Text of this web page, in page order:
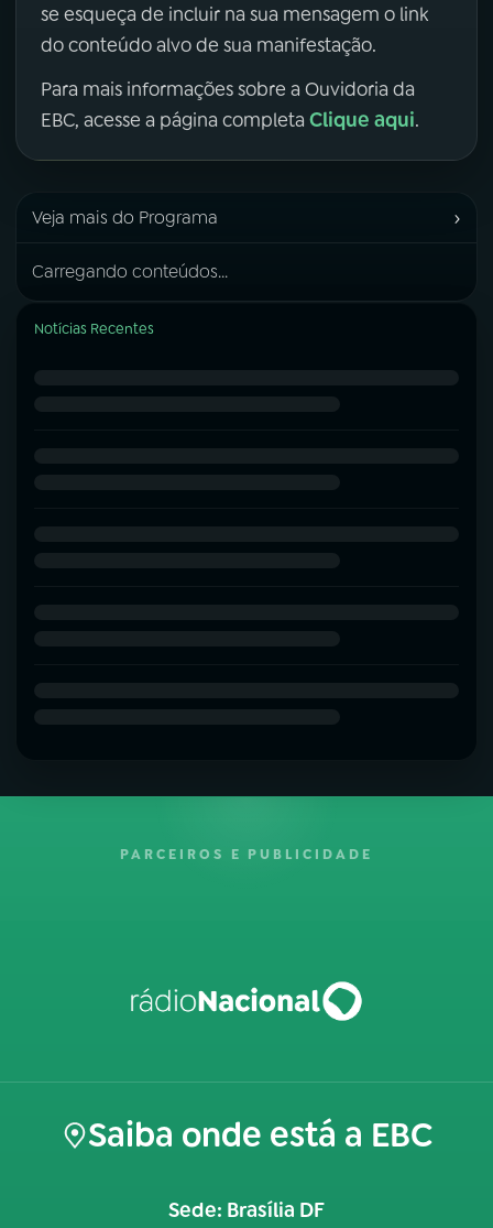
se esqueça de incluir na sua mensagem o link
do conteúdo alvo de sua manifestação.
Para mais informações sobre a Ouvidoria da
EBC, acesse a página completa Clique aqui.
Veja mais do Programa ›
Carregando conteúdos...
Notícias Recentes
PARCEIROS E PUBLICIDADE
Saiba onde está a EBC
Sede: Brasília DF